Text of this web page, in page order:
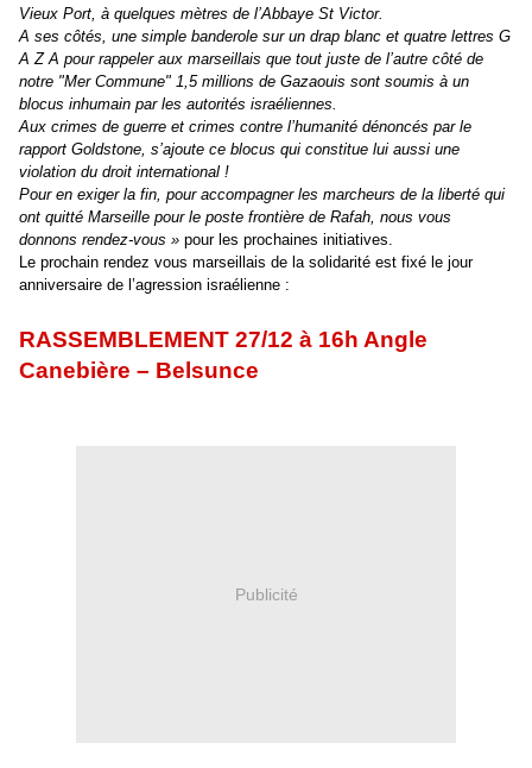
Vieux Port, à quelques mètres de l’Abbaye St Victor.
A ses côtés, une simple banderole sur un drap blanc et quatre lettres G
A Z A pour rappeler aux marseillais que tout juste de l’autre côté de
notre "Mer Commune" 1,5 millions de Gazaouis sont soumis à un
blocus inhumain par les autorités israéliennes.
Aux crimes de guerre et crimes contre l’humanité dénoncés par le
rapport Goldstone, s’ajoute ce blocus qui constitue lui aussi une
violation du droit international !
Pour en exiger la fin, pour accompagner les marcheurs de la liberté qui
ont quitté Marseille pour le poste frontière de Rafah, nous vous
donnons rendez-vous » pour les prochaines initiatives.
Le prochain rendez vous marseillais de la solidarité est fixé le jour
anniversaire de l’agression israélienne :
RASSEMBLEMENT 27/12 à 16h Angle
Canebière – Belsunce
Publicité